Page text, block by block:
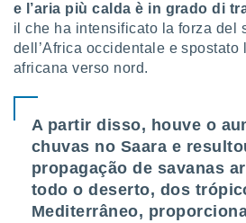
su
e/o
dati
della
creare
profili
e l’aria più calda è in grado di
il che ha intensificato la forza del
dell’Africa occidentale e
africana verso nord.
A partir disso, houve o
chuvas no Saara e
propagação de savanas
todo o deserto, dos
Mediterrâneo,